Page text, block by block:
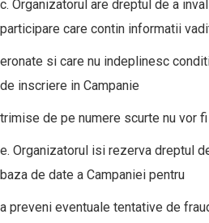
c. Organizatorul are dreptul de a
participare care contin informatii
eronate si care nu indeplinesc
de inscriere in Campanie
trimise de pe numere scurte nu vor
e. Organizatorul isi rezerva dreptul
baza de date a Campaniei pentru
a preveni eventuale tentative de